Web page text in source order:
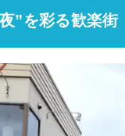
”を彩る歓楽街